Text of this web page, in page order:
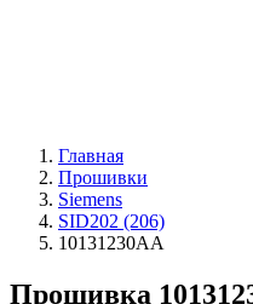
Главная
Прошивки
Siemens
SID202 (206)
10131230AA
Прошивка